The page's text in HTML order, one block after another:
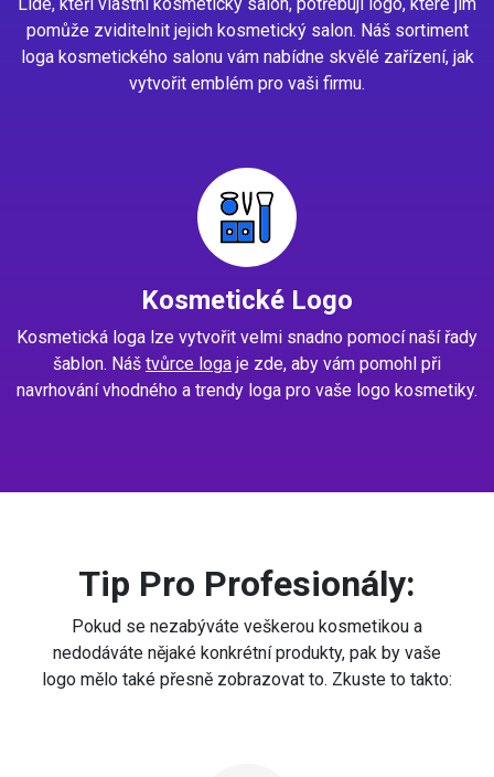
pomůže zviditelnit jejich kosmetický salon. Náš sortiment
loga kosmetického salonu vám nabídne skvělé zařízení, jak
vytvořit emblém pro vaši firmu.
Kosmetické Logo
Kosmetická loga lze vytvořit velmi snadno pomocí naší řady
šablon. Náš tvůrce loga je zde, aby vám pomohl při
navrhování vhodného a trendy loga pro vaše logo kosmetiky.
Tip Pro Profesionály:
Pokud se nezabýváte veškerou kosmetikou a
nedodáváte nějaké konkrétní produkty, pak by vaše
logo mělo také přesně zobrazovat to. Zkuste to takto: